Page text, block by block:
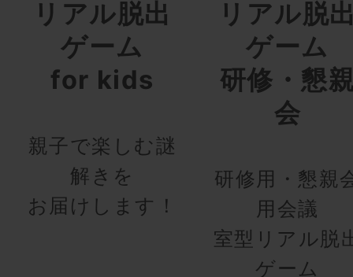
リアル脱出
ゲーム
for kids
親子で楽しむ謎
解きを
お届けします！
リアル脱
ゲーム
研修・懇
会
研修用・懇親
用会議
室型リアル脱
ゲーム